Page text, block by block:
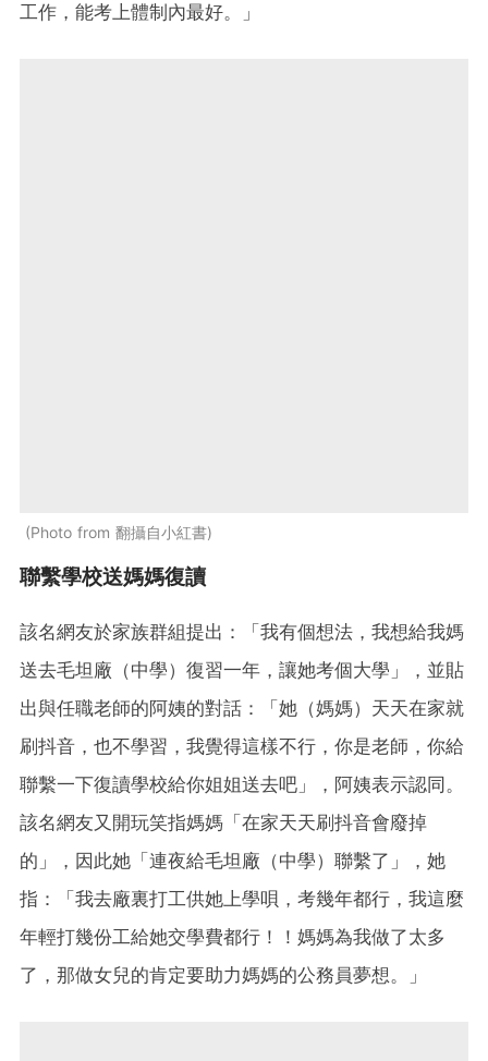
工作，能考上體制內最好。」
Photo from 翻攝自小紅書
聯繫學校送媽媽復讀
該名網友於家族群組提出：「我有個想法，我想給我媽
送去毛坦廠（中學）復習一年，讓她考個大學」，並貼
出與任職老師的阿姨的對話：「她（媽媽）天天在家就
刷抖音，也不學習，我覺得這樣不行，你是老師，你給
聯繫一下復讀學校給你姐姐送去吧」，阿姨表示認同。
該名網友又開玩笑指媽媽「在家天天刷抖音會廢掉
的」，因此她「連夜給毛坦廠（中學）聯繫了」，她
指：「我去廠裏打工供她上學唄，考幾年都行，我這麼
年輕打幾份工給她交學費都行！！媽媽為我做了太多
了，那做女兒的肯定要助力媽媽的公務員夢想。」